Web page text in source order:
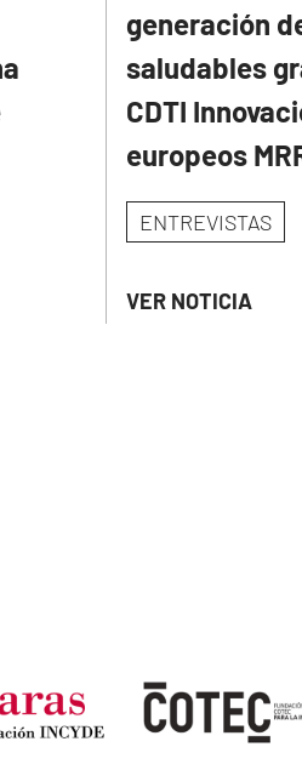
generación
saludables
CDTI
europeos
ENTREVISTAS
VER NOTICIA